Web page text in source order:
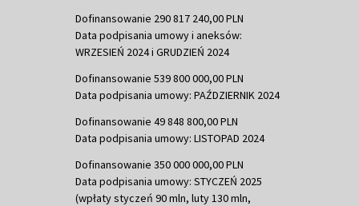
Dofinansowanie 290 817 240,00 PLN
Data podpisania umowy i aneksów:
WRZESIEŃ 2024 i GRUDZIEŃ 2024
Dofinansowanie 539 800 000,00 PLN
Data podpisania umowy: PAŹDZIERNIK 2024
Dofinansowanie 49 848 800,00 PLN
Data podpisania umowy: LISTOPAD 2024
Dofinansowanie 350 000 000,00 PLN
Data podpisania umowy: STYCZEŃ 2025
(wpłaty styczeń 90 mln, luty 130 mln,